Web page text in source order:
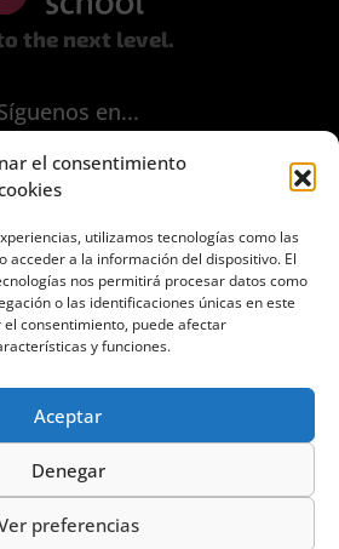
el consentimiento
utilizamos tecnologías como las
acceder a la información del dispositivo. El
nos permitirá procesar datos como
o las identificaciones únicas en este
consentimiento, puede afectar
y funciones.
Aceptar
Denegar
preferencias
the next level.
en...
Aviso Legal
de Privacidad
y Condiciones de uso
Contacto
School. Todos los derechos reservados